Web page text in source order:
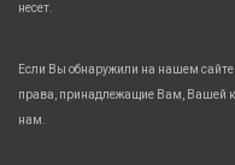
несет.
Если Вы обнаружили на нашем
права, принадлежащие Вам, Вашей
нам.